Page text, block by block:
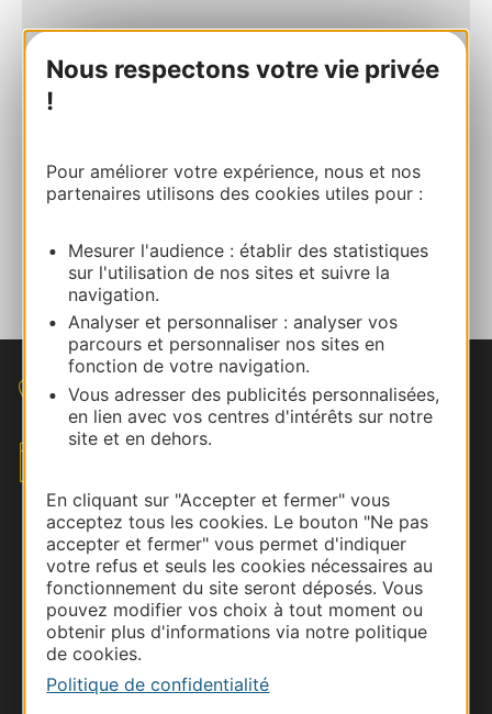
Nous respectons votre vie privée
!
Pour améliorer votre expérience, nous et nos
partenaires utilisons des cookies utiles pour :
Mesurer l'audience : établir des statistiques
sur l'utilisation de nos sites et suivre la
navigation.
Analyser et personnaliser : analyser vos
parcours et personnaliser nos sites en
fonction de votre navigation.
Vous adresser des publicités personnalisées,
en lien avec vos centres d'intérêts sur notre
site et en dehors.
En cliquant sur "Accepter et fermer" vous
acceptez tous les cookies. Le bouton "Ne pas
accepter et fermer" vous permet d'indiquer
votre refus et seuls les cookies nécessaires au
fonctionnement du site seront déposés. Vous
pouvez modifier vos choix à tout moment ou
obtenir plus d'informations via notre politique
de cookies.
Politique de confidentialité
E-mail
Parlez-nous de votre évènement
Nous contacter